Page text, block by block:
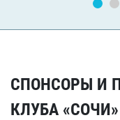
СПОНСОРЫ И
КЛУБА